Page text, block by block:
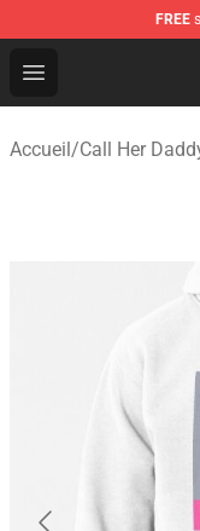
FREE
Open menu
Call Her Daddy
Accueil/Call Her